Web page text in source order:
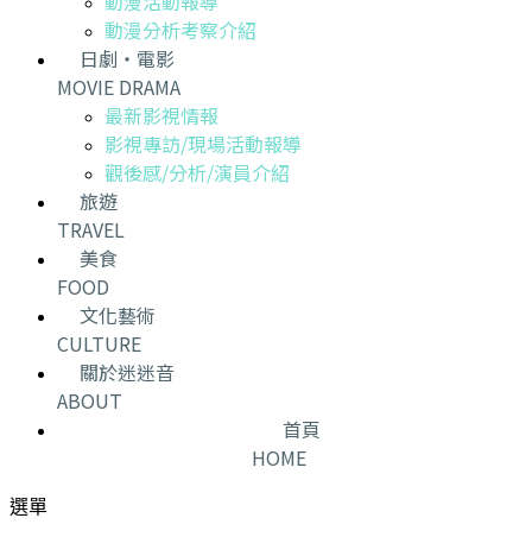
動漫分析考察介紹
日劇・電影
MOVIE DRAMA
最新影視情報
影視專訪/現場活動報導
觀後感/分析/演員介紹
旅遊
TRAVEL
美食
FOOD
文化藝術
CULTURE
關於迷迷音
ABOUT
首頁
HOME
選單